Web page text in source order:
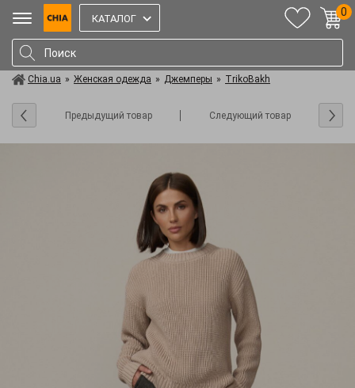
КАТАЛОГ
0
Chia.ua » Женская одежда » Джемперы » TrikoBakh
Предыдущий товар Следующий товар